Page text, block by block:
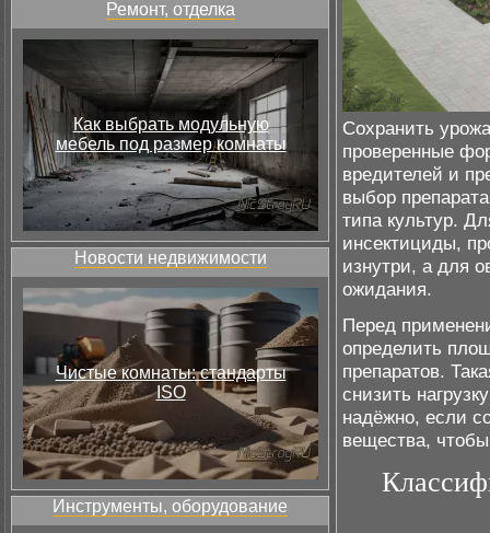
Ремонт, отделка
Как выбрать модульную
мебель под размер комнаты
Новости недвижимости
Чистые комнаты: стандарты
ISO
Инструменты, оборудование
Сохранить
проверенные
вредителей и
выбор
типа культур.
инсектициды,
изнутри, а для
ожидания.
Перед
определить
препаратов.
снизить
надёжно, если
вещества, чтобы